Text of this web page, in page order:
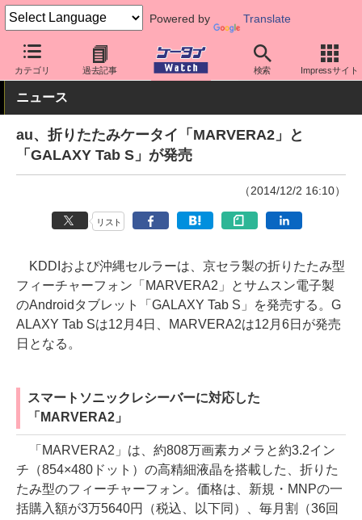
Powered by Translate
カテゴリ 過去記事 検索 Impressサイト
ケータイ Watch キャリア au Galaxy
ニュース
au、折りたたみケータイ「MARVERA2」と
「GALAXY Tab S」が発売
（2014/12/2 16:10）
リスト
KDDIおよび沖縄セルラーは、京セラ製の折りたたみ型
フィーチャーフォン「MARVERA2」とサムスン電子製
のAndroidタブレット「GALAXY Tab S」を発売する。G
ALAXY Tab Sは12月4日、MARVERA2は12月6日が発売
日となる。
スマートソニックレシーバーに対応した
「MARVERA2」
「MARVERA2」は、約808万画素カメラと約3.2イン
チ（854×480ドット）の高精細液晶を搭載した、折りた
たみ型のフィーチャーフォン。価格は、新規・MNPの一
括購入額が3万5640円（税込、以下同）、毎月割（36回